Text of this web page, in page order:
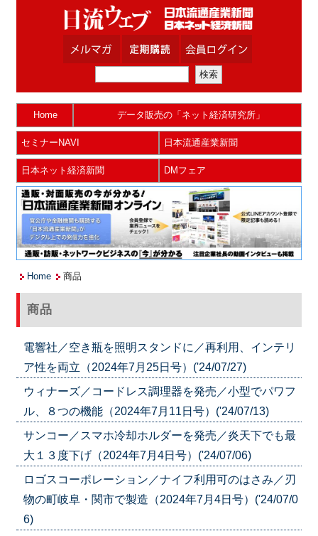
Home データ販売の「ネット経済研究所」
セミナーNAVI 日本流通産業新聞
日本ネット経済新聞 DMフェア
Home 商品
商品
電響社／空き瓶を照明スタンドに／再利用、インテリ
ア性を両立（2024年7月25日号）('24/07/27)
ウィナーズ／コードレス調理器を発売／小型でパワフ
ル、８つの機能（2024年7月11日号）('24/07/13)
サンコー／スマホ冷却ホルダーを発売／炎天下でも最
大１３度下げ（2024年7月4日号）('24/07/06)
ロゴスコーポレーション／ナイフ利用可のはさみ／刃
物の町岐阜・関市で製造（2024年7月4日号）('24/07/0
6)